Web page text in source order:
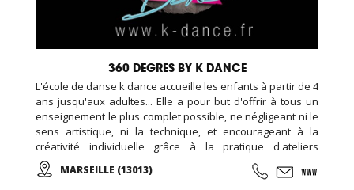
360 DEGRES BY K DANCE
L'école de danse k'dance accueille les enfants à partir de 4
ans jusqu'aux adultes... Elle a pour but d'offrir à tous un
enseignement le plus complet possible, ne négligeant ni le
sens artistique, ni la technique, et encourageant à la
créativité individuelle grâce à la pratique d'ateliers
chorégraphiques. Cours de YOGA, PILATES, ... Cours de
danse classique, modern-jazz, hip-hop, break, ragga,
MARSEILLE (13013)